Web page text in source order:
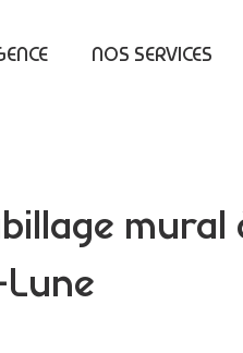
NOS SERVICES
mural